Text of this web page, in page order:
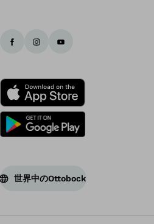
世界中のOttobock